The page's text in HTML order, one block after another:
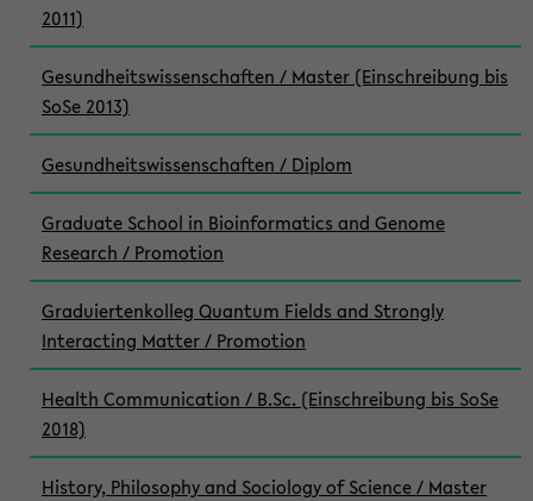
2011)
Gesundheitswissenschaften / Master (Einschreibung bis
SoSe 2013)
Gesundheitswissenschaften / Diplom
Graduate School in Bioinformatics and Genome
Research / Promotion
Graduiertenkolleg Quantum Fields and Strongly
Interacting Matter / Promotion
Health Communication / B.Sc. (Einschreibung bis SoSe
2018)
History, Philosophy and Sociology of Science / Master